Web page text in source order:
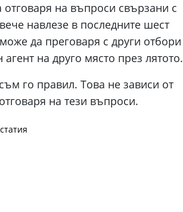
на въпроси свързани с
навлезе в последните шест
да преговаря с други отбори
на друго място през лятото.
го правил. Това не зависи от
на тези въпроси.